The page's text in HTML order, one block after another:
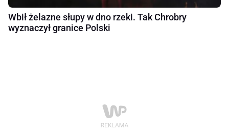
Wbił żelazne słupy w dno rzeki. Tak Chrobry
wyznaczył granice Polski